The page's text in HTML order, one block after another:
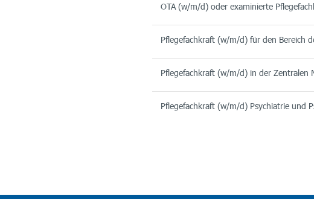
OTA (w/m/d) oder examinierte
Pflegefachkraft (w/m/d) für den Bereich
Pflegefachkraft (w/m/d) in der Zentralen
Pflegefachkraft (w/m/d) Psychiatrie und